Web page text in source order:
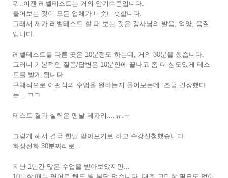
뭐..이젠 레벨테스트는 거의 암기수준입니다.
물어보는 것이 모든 업체가 비슷비슷합니다.
그래서 제가 레벨테스트 할 때 보는 것은 강사님의 발음, 억양, 음질
입니다.
레벨테스트를 다른 곳은 10분정도 하는데, 거의 30분을 했습니다.
그러니 기본적인 질문/답변은 10분안에 끝나고 좀 더 심도있게 테스
트를 받게 됩니다.
구체적으로 어떤식의 수업을 원하는지 물어보는데..조금 긴장했다
는... ㅋㅋ
테스트 결과 실력은 맨날 제자리....ㅠ.ㅠ
그렇게 해서 결국 한달 받아보기로 하고 수강신청했습니다.
화상전화 30분짜리로...
지난 1년간 많은 수업을 받아보았지만...